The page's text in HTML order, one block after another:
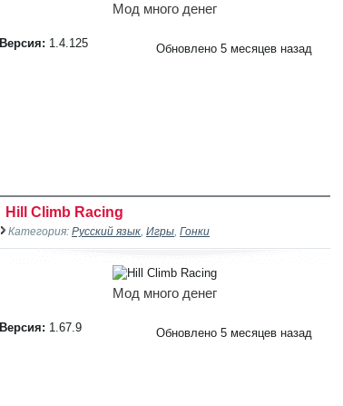
Мод много денег
Версия: 1.4.125 Обновлено 5 месяцев назад
Hill Climb Racing
Категория: Русский язык Игры Гонки
Мод много денег
Версия: 1.67.9 Обновлено 5 месяцев назад